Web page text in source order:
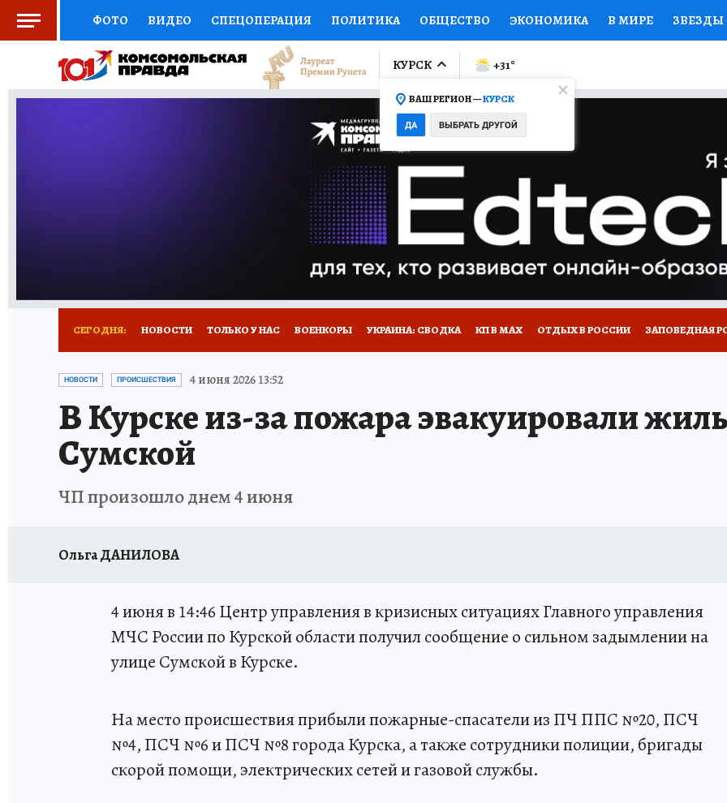
ФОТО ВИДЕО СПЕЦОПЕРАЦИЯ ПОЛИТИКА ОБЩЕСТВО ЭКОНОМИКА В МИРЕ ЗВЕЗДЫ
СОЦПОДДЕРЖКА НАУКА СПОРТ КОЛУМНИСТЫ ПРОИСШЕСТВИЯ НАЦИОНАЛЬНЫЕ
ВЫБОР ЭКСПЕРТОВ ДОКТОР ФИНАНСЫ ОТКРЫВАЕМ МИР Я ЗНАЮ СЕМЬЯ ЖЕНСКИЕ
ПРОГНОЗЫ НА СПОРТ ПРОМОКОДЫ СЕРИАЛЫ
ТЕЛЕВИЗОР КОЛЛЕКЦИИ КОНКУРСЫ
НОВОЕ НА САЙТЕ
КУРСК
ВАШ РЕГИОН —КУРСК
ДА ВЫБРАТЬ ДРУГОЙ
+31°
СЕГОДНЯ: НОВОСТИ ТОЛЬКО У НАС ВОЕНКОРЫ УКРАИНА: СВОДКА КП В МАХ ОТДЫХ В РОССИИ ЗАПОВЕДНАЯ
ИСПЫТАНО НА СЕБЕ
НОВОСТИ ПРОИСШЕСТВИЯ 4 июня 2026 13:52
В Курске из-за пожара эвакуировали
Сумской
ЧП произошло днем 4 июня
Ольга ДАНИЛОВА
4 июня в 14:46 Центр управления в кризисных ситуациях Главного управления
МЧС России по Курской области получил сообщение о сильном задымлении на
улице Сумской в Курске.
На место происшествия прибыли пожарные-спасатели из ПЧ ППС №20, ПСЧ
№4, ПСЧ №6 и ПСЧ №8 города Курска, а также сотрудники полиции, бригады
скорой помощи, электрических сетей и газовой службы.